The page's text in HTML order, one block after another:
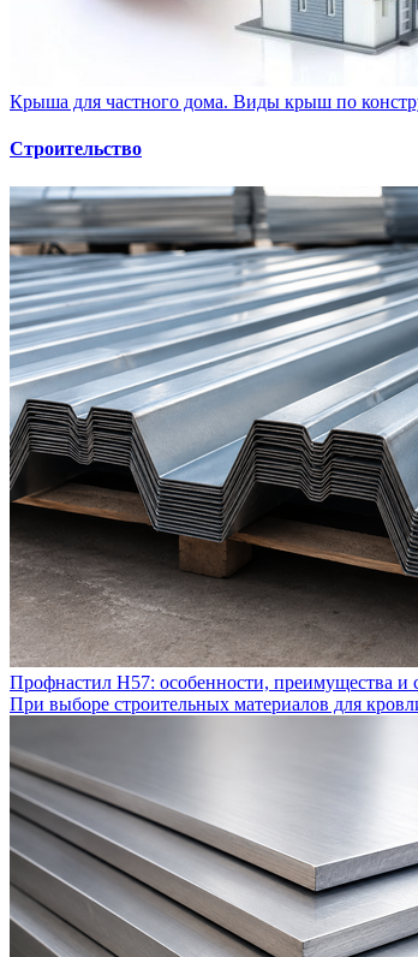
Крыша для частного дома. Виды крыш по
Строительство
Профнастил Н57: особенности, преимущества и
При выборе строительных материалов для